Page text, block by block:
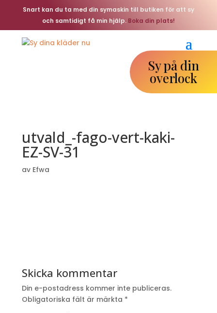
Snart kan du ta med din symaskin till butiken för att sy
och samtidigt få min hjälp. Boka din plats!
Sy på din
overlock
utvald_-fago-vert-kaki-
EZ-SV-31
av Efwa
Skicka kommentar
Din e-postadress kommer inte publiceras.
Obligatoriska fält är märkta *